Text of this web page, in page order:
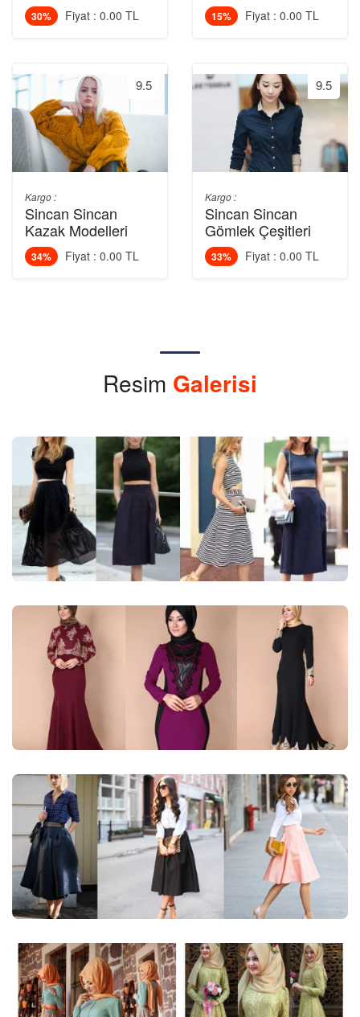
30% Fiyat : 0.00 TL
9.5
Kargo :
Sincan Sincan
Kazak Modelleri
34% Fiyat : 0.00 TL
15% Fiyat : 0.00 TL
9.5
Kargo :
Sincan Sincan
Gömlek Çeşitleri
33% Fiyat : 0.00 TL
Resim Galerisi